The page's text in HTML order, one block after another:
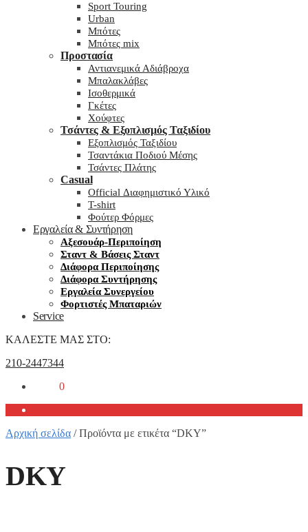
Sport Touring
Urban
Μπότες
Μπότες mix
Προστασία
Αντιανεμικά Αδιάβροχα
Μπαλακλάβες
Ισοθερμικά
Γκέτες
Χούφτες
Τσάντες & Εξοπλισμός Ταξιδίου
Εξοπλισμός Ταξιδίου
Τσαντάκια Ποδιού Μέσης
Τσάντες Πλάτης
Casual
Official Διαφημιστικό Υλικό
T-shirt
Φούτερ Φόρμες
Εργαλεία & Συντήρηση
Αξεσουάρ-Περιποίηση
Σταντ & Βάσεις Σταντ
Διάφορα Περιποίησης
Διάφορα Συντήρησης
Εργαλεία Συνεργείου
Φορτιστές Μπαταριών
Service
ΚΑΛΕΣΤΕ ΜΑΣ ΣΤΟ:
210-2447344
0
Αρχική σελίδα /Προϊόντα με ετικέτα “DKY”
DKY